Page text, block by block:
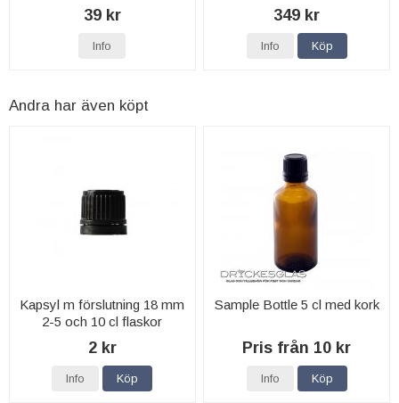
39 kr
Info
349 kr
Info Köp
Andra har även köpt
Kapsyl m förslutning 18 mm
2-5 och 10 cl flaskor
2 kr
Info Köp
Sample Bottle 5 cl med kork
Pris från 10 kr
Info Köp